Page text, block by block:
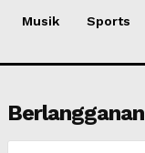
Musik Sports
Berlangganan